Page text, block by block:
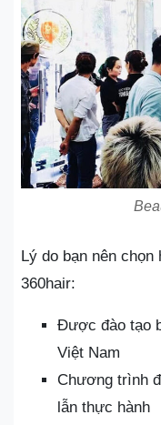
Lý do bạn nên
360hair:
Được đào tạo
Việt Nam
Chương trình
lẫn thực hành